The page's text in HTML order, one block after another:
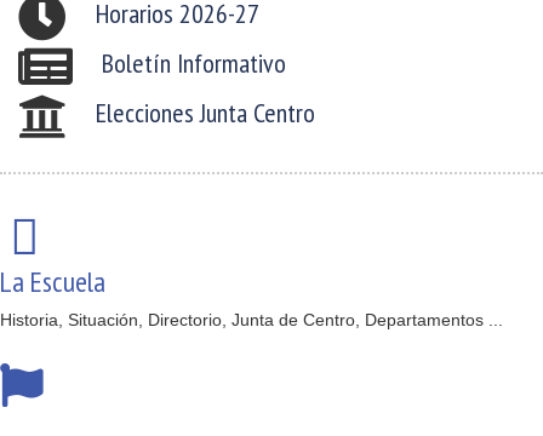
Horarios 2026-27
Boletín Informativo
Elecciones Junta Centro
La Escuela
Historia, Situación, Directorio, Junta de Centro, Departamentos ...